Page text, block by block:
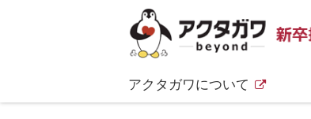
アクタガワについて